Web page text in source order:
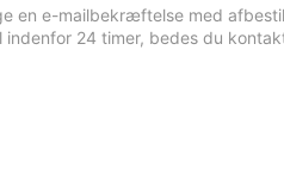
en e-mailbekræftelse med
24 timer, bedes du